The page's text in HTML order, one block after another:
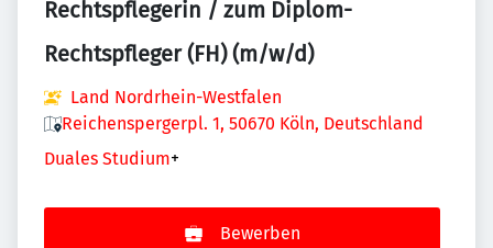
Rechtspflegerin / zum Diplom-
Rechtspfleger (FH) (m/w/d)
Land Nordrhein-Westfalen
Reichenspergerpl. 1, 50670 Köln, Deutschland
Duales Studium+
Bewerben